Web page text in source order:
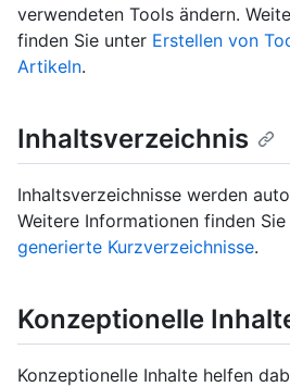
verwendeten Tools ändern.
finden Sie unter Erstellen von
Artikeln.
Inhaltsverzeichnis
Inhaltsverzeichnisse werden
Weitere Informationen finden
generierte Kurzverzeichnisse.
Konzeptionelle
Konzeptionelle Inhalte helfen